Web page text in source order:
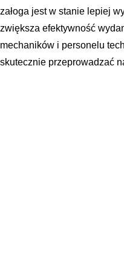
załoga jest w stanie lepiej
zwiększa efektywność
mechaników i personelu
skutecznie przeprowadzać